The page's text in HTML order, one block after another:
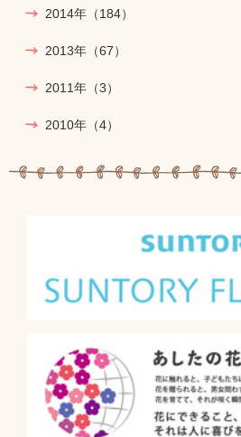
2014年 （184）
2013年 （67）
2011年 （3）
2010年 （4）